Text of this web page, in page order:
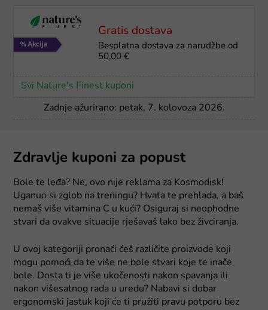
Gratis dostava
Besplatna dostava za narudžbe od
50,00 €
Svi Nature's Finest kuponi
Zadnje ažurirano: petak, 7. kolovoza 2026.
Zdravlje kuponi za popust
Bole te leđa? Ne, ovo nije reklama za Kosmodisk!
Uganuo si zglob na treningu? Hvata te prehlada, a baš
nemaš više vitamina C u kući? Osiguraj si neophodne
stvari da ovakve situacije rješavaš lako bez živciranja.
U ovoj kategoriji pronaći ćeš različite proizvode koji
mogu pomoći da te više ne bole stvari koje te inače
bole. Dosta ti je više ukočenosti nakon spavanja ili
nakon višesatnog rada u uredu? Nabavi si dobar
ergonomski jastuk koji će ti pružiti pravu potporu bez